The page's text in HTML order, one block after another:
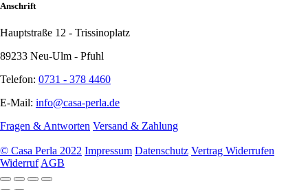
Anschrift
Hauptstraße 12 - Trissinoplatz
89233 Neu-Ulm - Pfuhl
Telefon: 0731 - 378 4460
E-Mail: info@casa-perla.de
Fragen & Antworten Versand & Zahlung
© Casa Perla 2022 Impressum Datenschutz Vertrag Widerrufen
Widerruf AGB